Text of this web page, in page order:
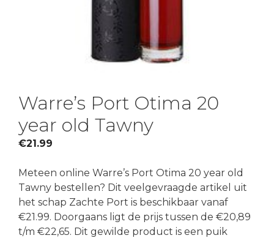
Warre’s Port Otima 20
year old Tawny
€21.99
Meteen online Warre’s Port Otima 20 year old
Tawny bestellen? Dit veelgevraagde artikel uit
het schap Zachte Port is beschikbaar vanaf
€21.99. Doorgaans ligt de prijs tussen de €20,89
t/m €22,65. Dit gewilde product is een puik